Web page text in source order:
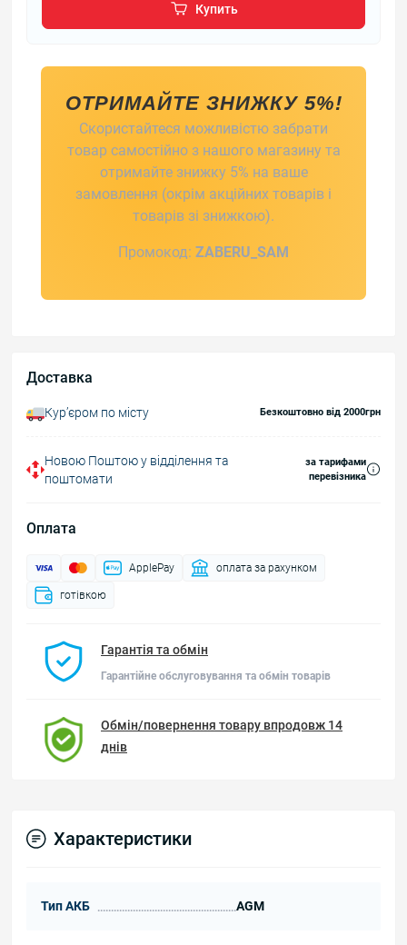
Купить
ОТРИМАЙТЕ ЗНИЖКУ 5%!
Скористайтеся можливістю забрати
товар самостійно з нашого магазину та
отримайте знижку 5% на ваше
замовлення (окрім акційних товарів і
товарів зі знижкою).
Промокод: ZABERU_SAM
Доставка
Курʼєром по місту Безкоштовно від 2000грн
Новою Поштою у відділення та
поштомати
за тарифами
перевізника
Оплата
ApplePay оплата за рахунком
готівкою
Гарантія та обмін
Гарантійне обслуговування та обмін товарів
Обмін/повернення товару впродовж 14
днів
Характеристики
Тип АКБ AGM